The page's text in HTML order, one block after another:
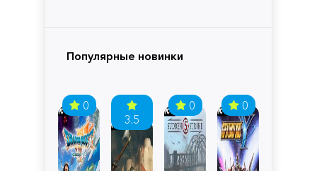
Популярные новинки
0
3.5
0 0